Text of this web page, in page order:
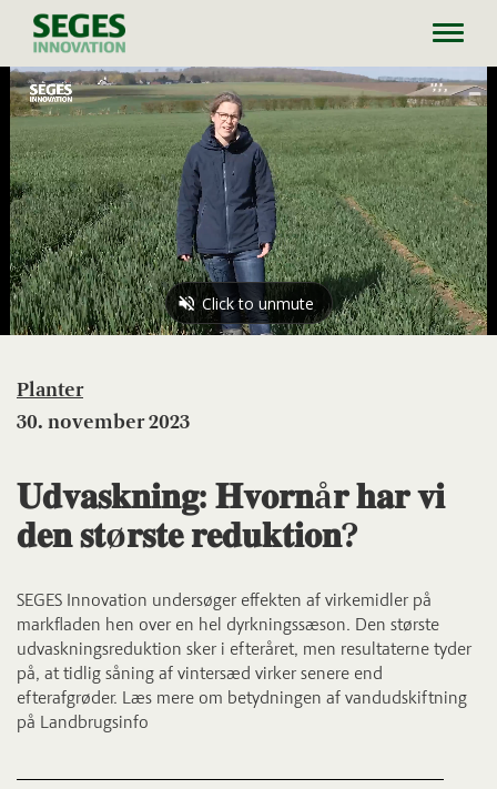
Planter
30. november 2023
𝐔𝐝𝐯𝐚𝐬𝐤𝐧𝐢𝐧𝐠: 𝐇𝐯𝐨𝐫𝐧å𝐫 𝐡𝐚𝐫 𝐯𝐢
𝐝𝐞𝐧 𝐬𝐭ø𝐫𝐬𝐭𝐞 𝐫𝐞𝐝𝐮𝐤𝐭𝐢𝐨𝐧?
SEGES Innovation undersøger effekten af virkemidler på
markfladen hen over en hel dyrkningssæson. Den største
udvaskningsreduktion sker i efteråret, men resultaterne tyder
på, at tidlig såning af vintersæd virker senere end
efterafgrøder. Læs mere om betydningen af vandudskiftning
på Landbrugsinfo